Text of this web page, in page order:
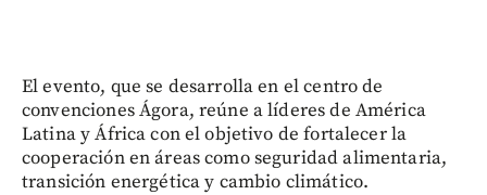
El evento, que se desarrolla en el centro de
convenciones Ágora, reúne a líderes de América
Latina y África con el objetivo de fortalecer la
cooperación en áreas como seguridad alimentaria,
transición energética y cambio climático.